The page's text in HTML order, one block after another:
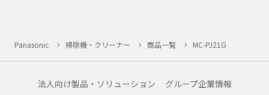
Panasonic 掃除機・クリーナー 商品一覧 MC-PJ21G
法人向け製品・ソリューション グループ企業情報